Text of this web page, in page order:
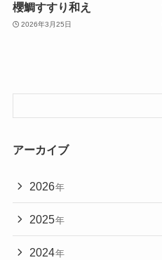
櫻鯛すすり和え
2026年3月25日
アーカイブ
2026年
2025年
2024年